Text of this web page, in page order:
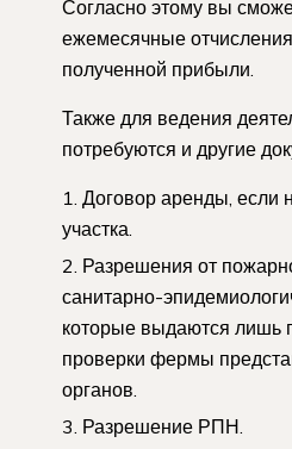
Согласно этому вы
ежемесячные
полученной прибыли.
Также для ведения
потребуются и другие
Договор аренды, если
участка.
Разрешения от
санитарно-
которые выдаются лишь
проверки фермы
органов.
Разрешение РПН.